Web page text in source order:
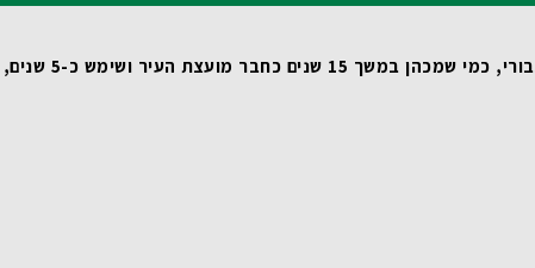
שמכהן במשך 15 שנים כחבר מועצת העיר ושימש כ-5 שנים, כסגן ראש העיר, מדובר במהלך טבעי ומתבקש. עבורי זאת משימת חיים!